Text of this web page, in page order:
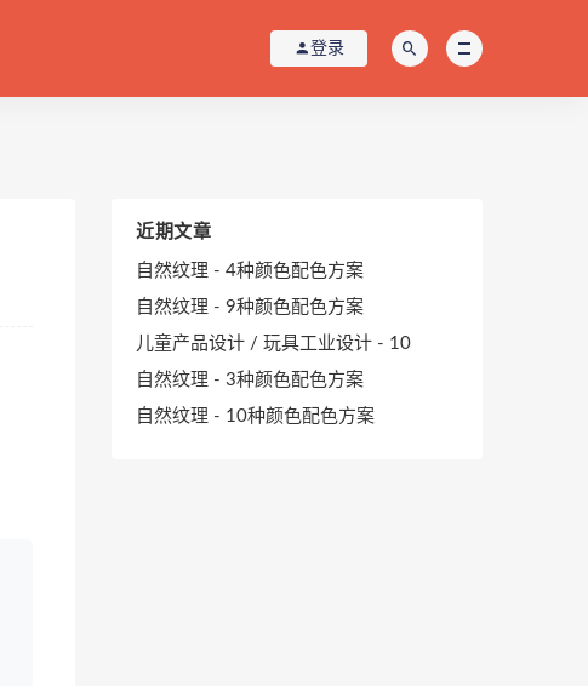
登录
近期文章
自然纹理 - 4种颜色配色方案
自然纹理 - 9种颜色配色方案
儿童产品设计 / 玩具工业设计 - 10
自然纹理 - 3种颜色配色方案
自然纹理 - 10种颜色配色方案